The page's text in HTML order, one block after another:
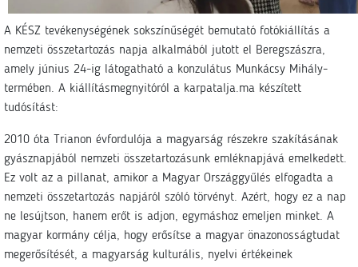
A KÉSZ tevékenységének sokszínűségét bemutató fotókiállítás a
nemzeti összetartozás napja alkalmából jutott el Beregszászra,
amely június 24-ig látogatható a konzulátus Munkácsy Mihály-
termében. A kiállításmegnyitóról a karpatalja.ma készített
tudósítást:
2010 óta Trianon évfordulója a magyarság részekre szakításának
gyásznapjából nemzeti összetartozásunk emléknapjává emelkedett.
Ez volt az a pillanat, amikor a Magyar Országgyűlés elfogadta a
nemzeti összetartozás napjáról szóló törvényt. Azért, hogy ez a nap
ne lesújtson, hanem erőt is adjon, egymáshoz emeljen minket. A
magyar kormány célja, hogy erősítse a magyar önazonosságtudat
megerősítését, a magyarság kulturális, nyelvi értékeinek